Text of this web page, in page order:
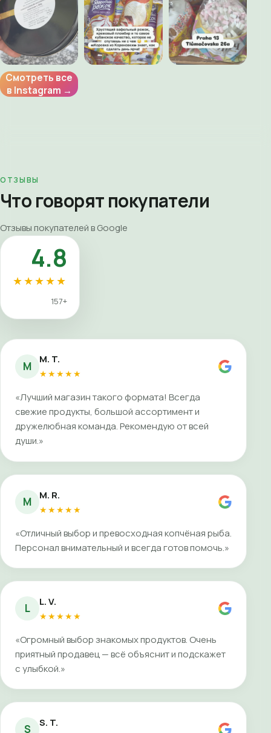
Смотреть все
в Instagram →
ОТЗЫВЫ
Что говорят покупатели
Отзывы покупателей в Google
4.8
★★★★★
157+
M M. T.
★★★★★
«Лучший магазин такого формата! Всегда
свежие продукты, большой ассортимент и
дружелюбная команда. Рекомендую от всей
души.»
M M. R.
★★★★★
«Отличный выбор и превосходная копчёная рыба.
Персонал внимательный и всегда готов помочь.»
L L. V.
★★★★★
«Огромный выбор знакомых продуктов. Очень
приятный продавец — всё объяснит и подскажет
с улыбкой.»
S S. T.